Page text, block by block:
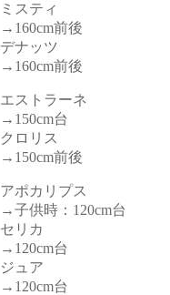
ミスティ
→160cm前後
デナッツ
→160cm前後
エストラーネ
→150cm台
クロリス
→150cm前後
アポカリプス
→子供時：120cm台
セリカ
→120cm台
ジュア
→120cm台